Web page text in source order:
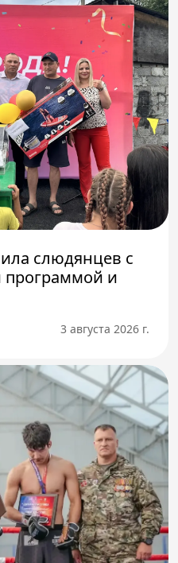
слюдянцев с
программой и
3 августа 2026 г.